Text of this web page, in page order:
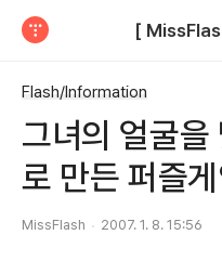
[
Flash/Information
그녀의 얼굴을
로 만든 퍼즐
MissFlash 2007. 1. 8. 15:56